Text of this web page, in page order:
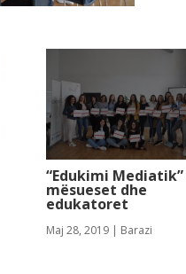
“Edukimi
mësueset dhe
edukatoret
Maj 28, 2019 | Barazi